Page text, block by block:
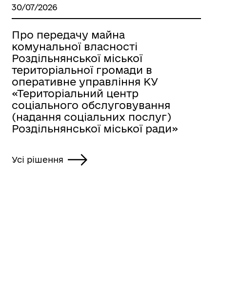
30/07/2026
Про передачу майна
комунальної власності
Роздільнянської міської
територіальної громади в
оперативне управління КУ
«Територіальний центр
соціального обслуговування
(надання соціальних послуг)
Роздільнянської міської ради»
Усі рішення